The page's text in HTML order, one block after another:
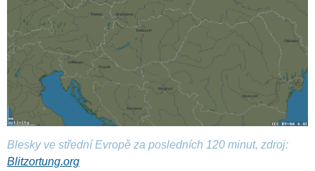
Blesky ve střední Evropě za posledních 120 minut, zdroj:
Blitzortung.org